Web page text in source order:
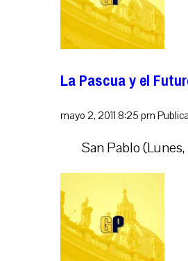
La Pascua y el
mayo 2, 2011 8:25 pm
San Pablo (Lunes,